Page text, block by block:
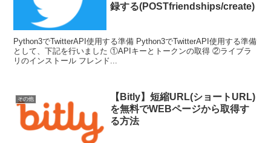
録する(POSTfriendships/create)
Python3でTwitterAPI使用する準備 Python3でTwitterAPI使用する準備
として、下記を行いました ①APIキーとトークンの取得 ②ライブラ
リのインストール フレンド...
その他
【Bitly】短縮URL(ショートURL)
を無料でWEBページから取得す
る方法